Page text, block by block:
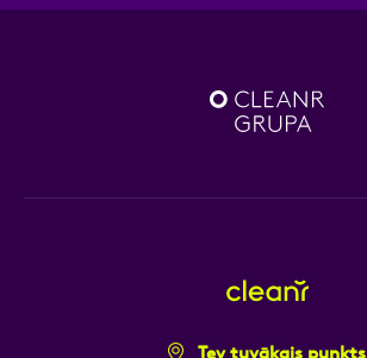
Tev tuvākais punkts